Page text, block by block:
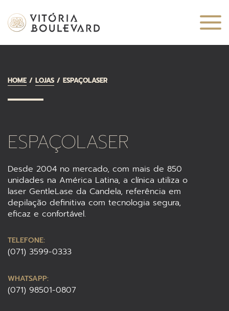
HOME LOJAS ESPAÇOLASER
ESPAÇOLASER
Desde 2004 no mercado, com mais de 850
unidades na América Latina, a clínica utiliza o
laser GentleLase da Candela, referência em
depilação definitiva com tecnologia segura,
eficaz e confortável.
TELEFONE:
(071) 3599-0333
WHATSAPP:
(071) 98501-0807